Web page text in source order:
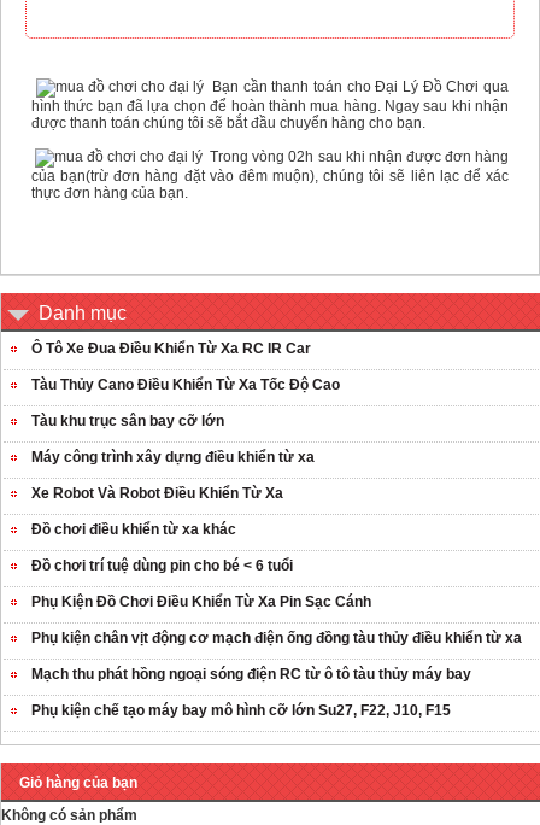
Bạn cần thanh toán cho Đại Lý Đồ Chơi qua
hình thức bạn đã lựa chọn để hoàn thành mua hàng. Ngay sau khi nhận
được thanh toán chúng tôi sẽ bắt đầu chuyển hàng cho bạn.
Trong vòng 02h sau khi nhận được đơn hàng
của bạn(trừ đơn hàng đặt vào đêm muộn), chúng tôi sẽ liên lạc để xác
thực đơn hàng của bạn.
Danh mục
Ô Tô Xe Đua Điều Khiển Từ Xa RC IR Car
Tàu Thủy Cano Điều Khiển Từ Xa Tốc Độ Cao
Tàu khu trục sân bay cỡ lớn
Máy công trình xây dựng điều khiển từ xa
Xe Robot Và Robot Điều Khiển Từ Xa
Đồ chơi điều khiển từ xa khác
Đồ chơi trí tuệ dùng pin cho bé < 6 tuổi
Phụ Kiện Đồ Chơi Điều Khiển Từ Xa Pin Sạc Cánh
Phụ kiện chân vịt động cơ mạch điện ống đồng tàu thủy điều khiển từ xa
Mạch thu phát hồng ngoại sóng điện RC từ ô tô tàu thủy máy bay
Phụ kiện chế tạo máy bay mô hình cỡ lớn Su27, F22, J10, F15
Giỏ hàng của bạn
Không có sản phẩm